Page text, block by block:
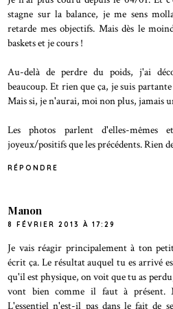
stagne sur la balance, je me sens
retarde mes objectifs. Mais dès le
baskets et je cours !
Au-delà de perdre du poids, j'ai
beaucoup. Et rien que ça, je suis
Mais si, je n'aurai, moi non plus, jamais
Les photos parlent d'elles-
joyeux/positifs que les précédents. Rien
RÉPONDRE
Manon
8 FÉVRIER 2013 À 17:29
Je vais réagir principalement à ton
écrit ça. Le résultat auquel tu es arrivé
qu'il est physique, on voit que tu as
vont bien comme il faut à présent.
L'essentiel n'est-il pas dans le fait de